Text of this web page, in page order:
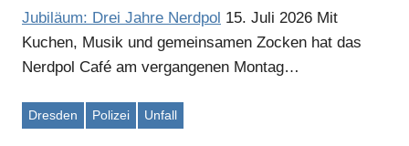
Jubiläum: Drei Jahre Nerdpol 15. Juli 2026 Mit
Kuchen, Musik und gemeinsamen Zocken hat das
Nerdpol Café am vergangenen Montag…
Dresden Polizei Unfall